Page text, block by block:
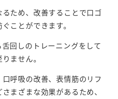
ため、改善することで口ゴ
ことができます。
回しのトレーニングをして
ません。
呼吸の改善、表情筋のリフ
まざまな効果があるため、